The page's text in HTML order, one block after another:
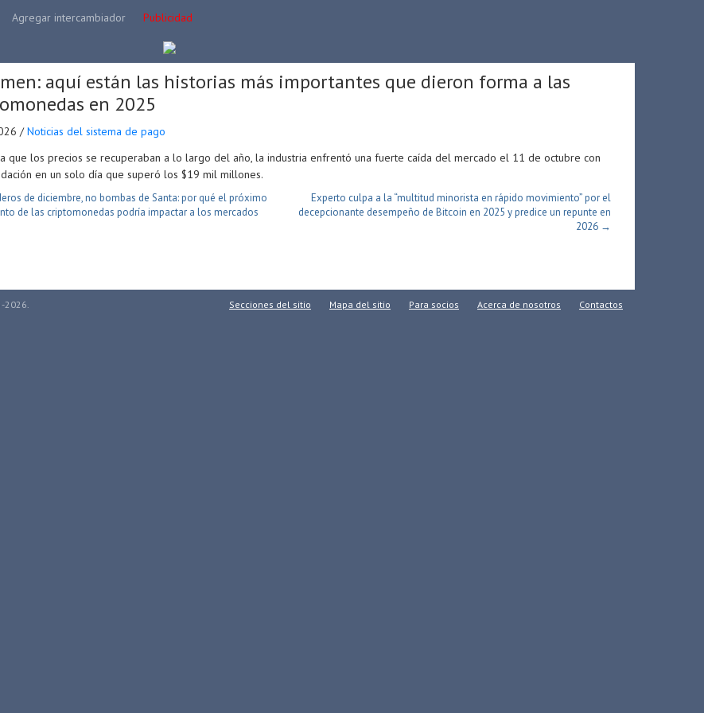
Agregar intercambiador Publicidad
aquí están las historias más importantes que dieron forma a las
en 2025
/Noticias del sistema de pago
que los precios se recuperaban a lo largo del año, la industria enfrentó una fuerte caída del mercado el 11 de octubre con
en un solo día que superó los $19 mil millones.
de diciembre, no bombas de Santa: por qué el próximo
de las criptomonedas podría impactar a los mercados
Experto culpa a la “multitud minorista en rápido movimiento” por el
decepcionante desempeño de Bitcoin en 2025 y predice un repunte en
2026 →
2026. Secciones del sitio Mapa del sitio Para socios Acerca de nosotros Contactos